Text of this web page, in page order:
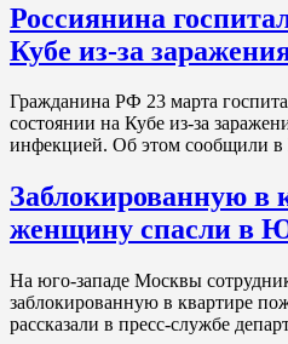
Россиянина
Кубе из-за
Гражданина РФ 23 марта
состоянии на Кубе из-за
инфекцией. Об этом сообщили в
Заблокированную в
женщину спасли в
На юго-западе Москвы
заблокированную в квартире
рассказали в пресс-службе